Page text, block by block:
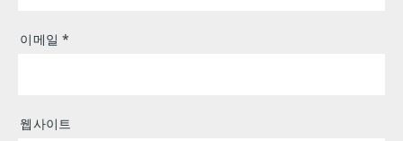
이메일*
웹사이트